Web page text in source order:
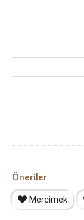
Öneriler
Mercimek